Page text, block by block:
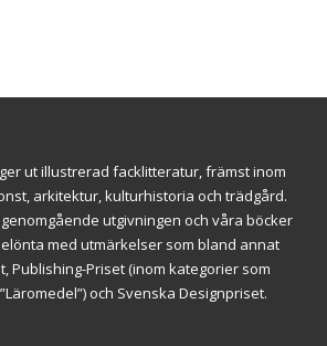
ut illustrerad facklitteratur, främst inom
arkitektur, kulturhistoria och trädgård.
utgivningen och våra böcker
med utmärkelser som bland annat
Publishing-Priset (inom kategorier som
och Svenska Designpriset.